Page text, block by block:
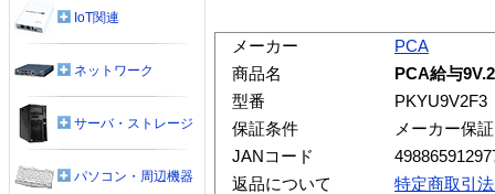
メーカー
PCA
商品名
PCA給与
型番
PKYU9V2F3
保証条件
メーカー保証
JANコード
返品について
特定商取引
IoT関連
ネットワーク
サーバ・ストレージ
パソコン・周辺機器